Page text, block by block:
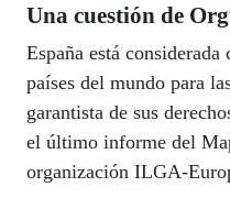
Una cuestión de
España está
países del mundo para
garantista de sus
el último informe del
organización ILGA-